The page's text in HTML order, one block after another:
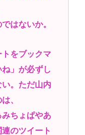
はないか。
をブックマ
」が必ずし
。ただ山内
、
ちょぱやあ
のツイート